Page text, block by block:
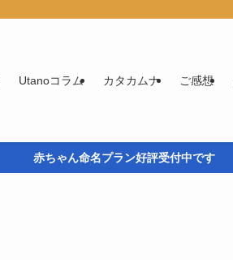
Utanoコラム カタカムナ ご感想
赤ちゃん命名プラン好評受付中です